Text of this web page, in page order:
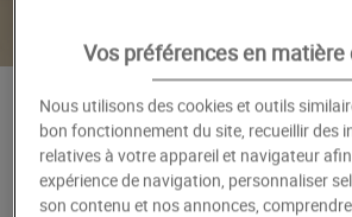
Lumière d'espoir
Livraison par fleuriste
normal
134€00
grand
174€00
Vos préférences en matière
Nous utilisons des cookies et outils
bon fonctionnement du site, recueillir des
relatives à votre appareil et navigateur
expérience de navigation, personnaliser
son contenu et nos annonces,